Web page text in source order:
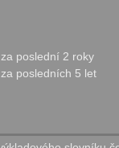
poslední 2 roky
posledních 5 let